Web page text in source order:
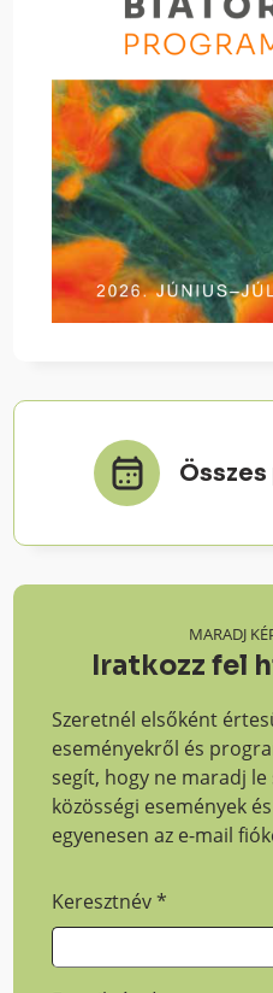
MARADJ
Iratkozz fel
Szeretnél elsőként
eseményekről és
segít, hogy ne maradj
közösségi események
egyenesen az e-mail
Keresztnév*